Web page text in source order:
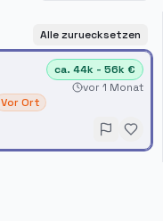
Alle zuruecksetzen
Vor Ort
ca. 44k - 56k €
vor 1 Monat